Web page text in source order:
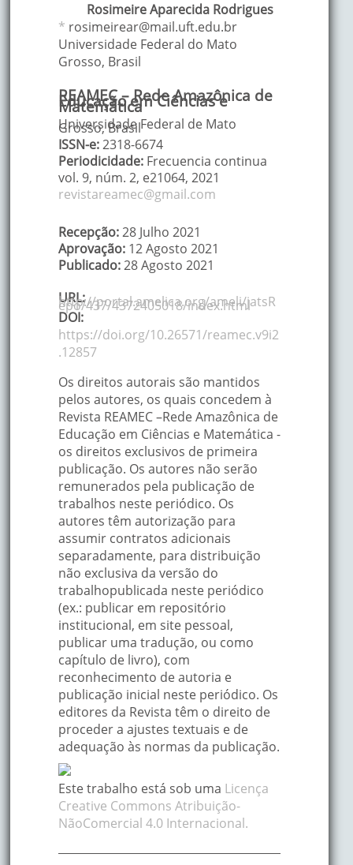
RosimeireAparecida Rodrigues
* rosimeirear@mail.uft.edu.br
Universidade Federal do Mato
Grosso, Brasil
REAMEC – Rede Amazônica de
Educação em Ciências e
Matemática
Universidade Federal de Mato
Grosso, Brasil
ISSN-e:2318-6674
Periodicidade: Frecuencia continua
vol. 9, núm. 2, e21064, 2021
revistareamec@gmail.com
Recepção:28 Julho 2021
Aprovação: 12 Agosto 2021
Publicado:28 Agosto 2021
URL:
http://portal.amelica.org/ameli/jatsR
epo/437/4372405018/index.html
DOI:
https://doi.org/10.26571/reamec.v9i2
.12857
Os direitos autorais são mantidos
pelos autores, os quais concedem à
Revista REAMEC –Rede Amazônica de
Educação em Ciências e Matemática -
os direitos exclusivos de primeira
publicação. Os autores não serão
remunerados pela publicação de
trabalhos neste periódico. Os
autores têm autorização para
assumir contratos adicionais
separadamente, para distribuição
não exclusiva da versão do
trabalhopublicada neste periódico
(ex.: publicar em repositório
institucional, em site pessoal,
publicar uma tradução, ou como
capítulo de livro), com
reconhecimento de autoria e
publicação inicial neste periódico. Os
editores da Revista têm o direito de
proceder a ajustes textuais e de
adequação às normas da publicação.
Este trabalho está sob uma Licença
Creative Commons Atribuição-
NãoComercial 4.0 Internacional.